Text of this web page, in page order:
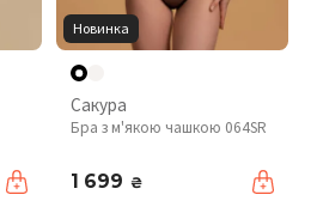
Новинка
Сакура
Бра з м'якою чашкою 064SR
1 699 ₴